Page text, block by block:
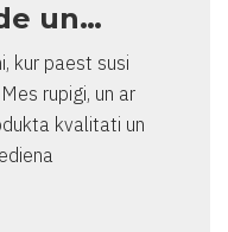
un…
kur paest susi
rupigi, un ar
kvalitati un